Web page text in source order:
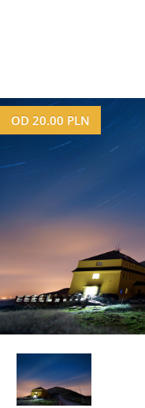
OD 20.00 PLN